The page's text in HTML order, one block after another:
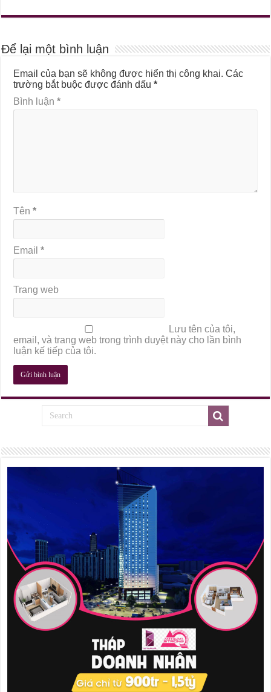
Để lại một bình luận
Email của bạn sẽ không được hiển thị công khai. Các
trường bắt buộc được đánh dấu*
Bình luận*
Tên*
Email*
Trang web
Lưu tên của tôi,
email, và trang web trong trình duyệt này cho lần bình
luận kế tiếp của tôi.